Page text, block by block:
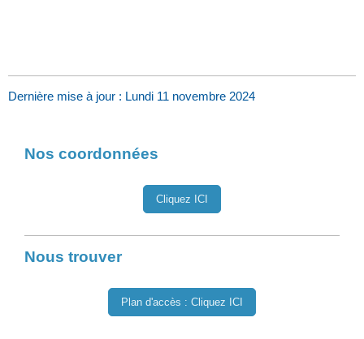
Dernière mise à jour : Lundi 11 novembre 2024
Nos coordonnées
Cliquez ICI
Nous trouver
Plan d'accès : Cliquez ICI